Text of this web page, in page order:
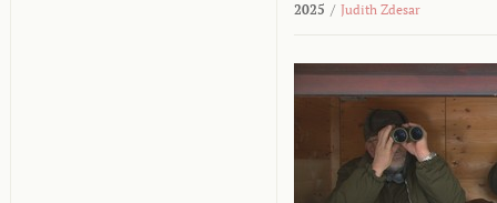
2025 / Judith Zdesar